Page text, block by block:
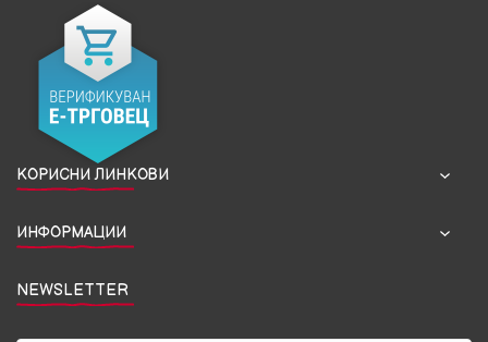
КОРИСНИ ЛИНКОВИ
ИНФОРМАЦИИ
NEWSLETTER